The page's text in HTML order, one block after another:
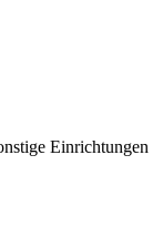
Einrichtungen